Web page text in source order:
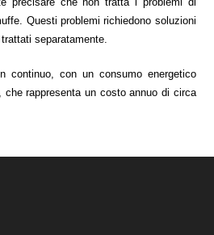
Questi problemi richiedono soluzioni
separatamente.
continuo, con un consumo energetico
rappresenta un costo annuo di circa